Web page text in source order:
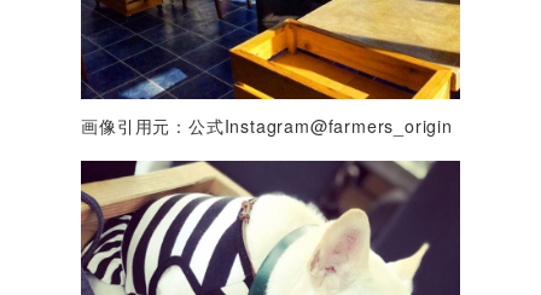
画像引用元：公式Instagram@farmers_origin